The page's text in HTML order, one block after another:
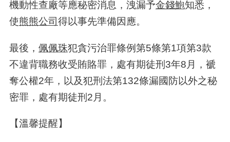
機動性查廠等應秘密消息，洩漏予金錢鮑知悉，
使熊熊公司得以事先準備因應。
最後， 佩佩珠犯貪污治罪條例第5條第1項第3款
不違背職務收受賄賂罪，處有期徒刑3年8 月，褫
奪公權2年，以及犯刑法第132條漏國防以外之秘
密罪，處有期徒刑2 月。
【溫馨提醒】